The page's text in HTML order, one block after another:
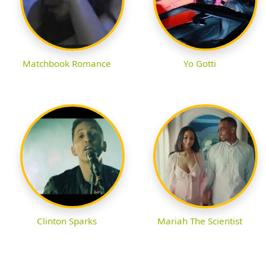
Matchbook Romance Yo Gotti
Clinton Sparks Mariah The Scientist